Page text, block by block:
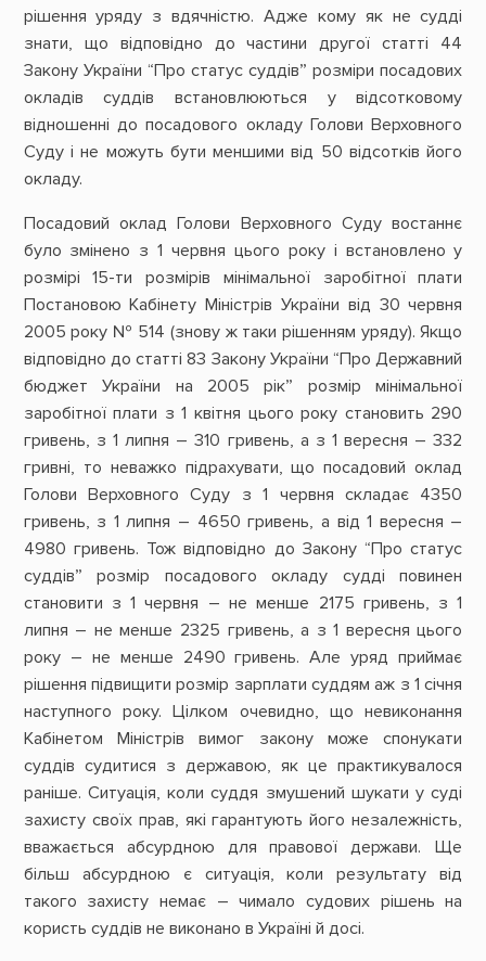
рішення уряду з вдячністю. Адже кому як не судді
знати, що відповідно до частини другої статті 44
Закону України “Про статус суддів” розміри посадових
окладів суддів встановлюються у відсотковому
відношенні до посадового окладу Голови Верховного
Суду і не можуть бути меншими від 50 відсотків його
окладу.
Посадовий оклад Голови Верховного Суду востаннє
було змінено з 1 червня цього року і встановлено у
розмірі 15-ти розмірів мінімальної заробітної плати
Постановою Кабінету Міністрів України від 30 червня
2005 року № 514 (знову ж таки рішенням уряду). Якщо
відповідно до статті 83 Закону України “Про Державний
бюджет України на 2005 рік” розмір мінімальної
заробітної плати з 1 квітня цього року становить 290
гривень, з 1 липня – 310 гривень, а з 1 вересня – 332
гривні, то неважко підрахувати, що посадовий оклад
Голови Верховного Суду з 1 червня складає 4350
гривень, з 1 липня – 4650 гривень, а від 1 вересня –
4980 гривень. Тож відповідно до Закону “Про статус
суддів” розмір посадового окладу судді повинен
становити з 1 червня – не менше 2175 гривень, з 1
липня – не менше 2325 гривень, а з 1 вересня цього
року – не менше 2490 гривень. Але уряд приймає
рішення підвищити розмір зарплати суддям аж з 1 січня
наступного року. Цілком очевидно, що невиконання
Кабінетом Міністрів вимог закону може спонукати
суддів судитися з державою, як це практикувалося
раніше. Ситуація, коли суддя змушений шукати у суді
захисту своїх прав, які гарантують його незалежність,
вважається абсурдною для правової держави. Ще
більш абсурдною є ситуація, коли результату від
такого захисту немає – чимало судових рішень на
користь суддів не виконано в Україні й досі.